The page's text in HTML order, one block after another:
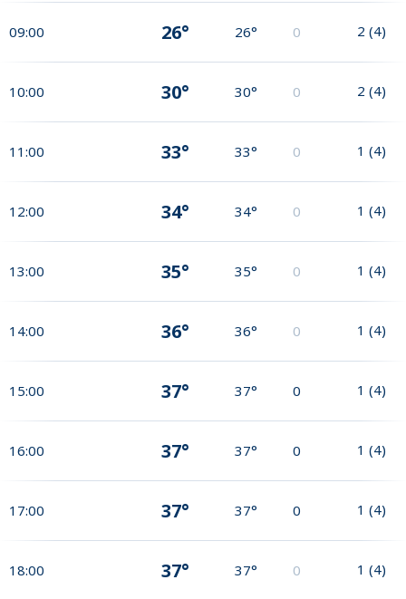
09:00 26° 26° 0 2 (4)
10:00 30° 30° 0 2 (4)
11:00 33° 33° 0 1 (4)
12:00 34° 34° 0 1 (4)
13:00 35° 35° 0 1 (4)
14:00 36° 36° 0 1 (4)
15:00 37° 37° 0 1 (4)
16:00 37° 37° 0 1 (4)
17:00 37° 37° 0 1 (4)
18:00 37° 37° 0 1 (4)